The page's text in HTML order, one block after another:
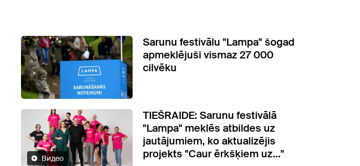
Sarunu festivālu "Lampa" šogad
apmeklējuši vismaz 27 000
cilvēku
Видео
TIEŠRAIDE: Sarunu festivālā
"Lampa" meklēs atbildes uz
jautājumiem, ko aktualizējis
projekts "Caur ērkšķiem uz..."